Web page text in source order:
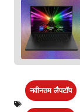
नवीनतम लैपटॉप